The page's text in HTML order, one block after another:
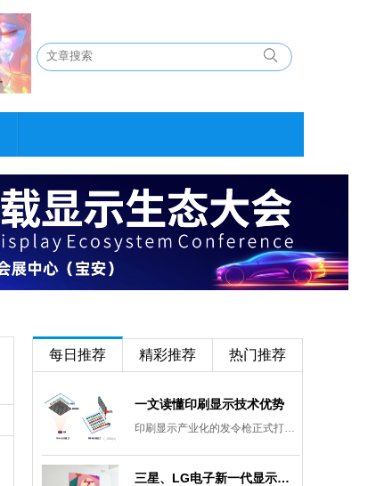
每日推荐 精彩推荐 热门推荐
一文读懂印刷显示技术优势
印刷显示产业化的发令枪正式打响。
三星、LG电子新一代显示发展目标：集中扩大Micro LED 应用产品线